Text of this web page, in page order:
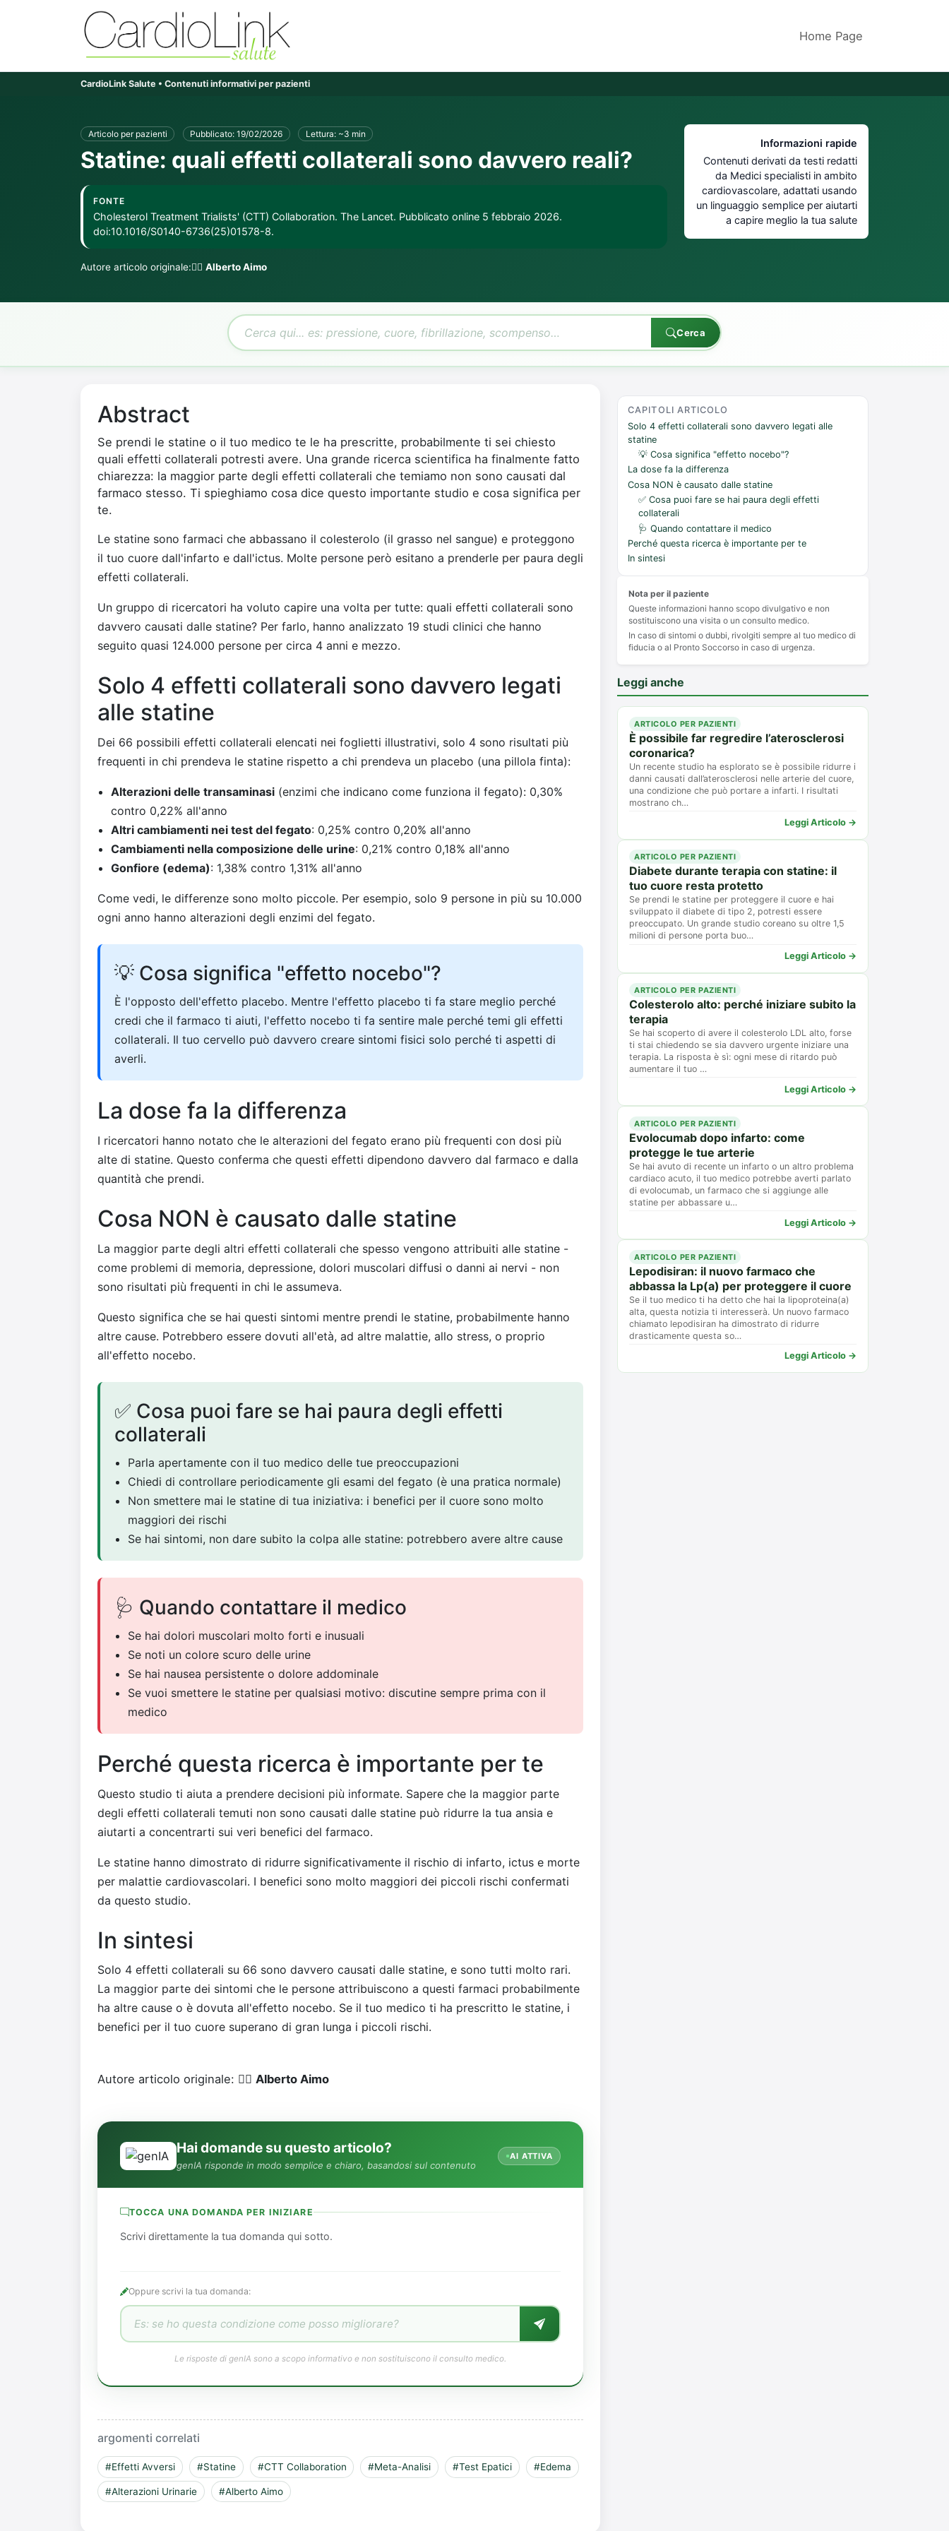
Home Page
CardioLink Salute • Contenuti informativi per pazienti
Articolo per pazienti Pubblicato: 19/02/2026 Lettura: ~3 min
Statine: quali effetti collaterali sono davvero reali?
FONTE
Cholesterol Treatment Trialists' (CTT) Collaboration. The Lancet. Pubblicato online 5 febbraio 2026.
doi:10.1016/S0140-6736(25)01578-8.
Autore articolo originale:👨‍⚕️ Alberto Aimo
Informazioni rapide
Contenuti derivati da testi redatti
da Medici specialisti in ambito
cardiovascolare, adattati usando
un linguaggio semplice per aiutarti
a capire meglio la tua salute
Cerca
Abstract
Se prendi le statine o il tuo medico te le ha prescritte, probabilmente ti sei chiesto
quali effetti collaterali potresti avere. Una grande ricerca scientifica ha finalmente fatto
chiarezza: la maggior parte degli effetti collaterali che temiamo non sono causati dal
farmaco stesso. Ti spieghiamo cosa dice questo importante studio e cosa significa per
te.
Le statine sono farmaci che abbassano il colesterolo (il grasso nel sangue) e proteggono
il tuo cuore dall'infarto e dall'ictus. Molte persone però esitano a prenderle per paura degli
effetti collaterali.
Un gruppo di ricercatori ha voluto capire una volta per tutte: quali effetti collaterali sono
davvero causati dalle statine? Per farlo, hanno analizzato 19 studi clinici che hanno
seguito quasi 124.000 persone per circa 4 anni e mezzo.
Solo 4 effetti collaterali sono davvero legati
alle statine
Dei 66 possibili effetti collaterali elencati nei foglietti illustrativi, solo 4 sono risultati più
frequenti in chi prendeva le statine rispetto a chi prendeva un placebo (una pillola finta):
Alterazioni delle transaminasi (enzimi che indicano come funziona il fegato): 0,30%
contro 0,22% all'anno
Altri cambiamenti nei test del fegato: 0,25% contro 0,20% all'anno
Cambiamenti nella composizione delle urine: 0,21% contro 0,18% all'anno
Gonfiore (edema): 1,38% contro 1,31% all'anno
Come vedi, le differenze sono molto piccole. Per esempio, solo 9 persone in più su 10.000
ogni anno hanno alterazioni degli enzimi del fegato.
💡 Cosa significa "effetto nocebo"?
È l'opposto dell'effetto placebo. Mentre l'effetto placebo ti fa stare meglio perché
credi che il farmaco ti aiuti, l'effetto nocebo ti fa sentire male perché temi gli effetti
collaterali. Il tuo cervello può davvero creare sintomi fisici solo perché ti aspetti di
averli.
La dose fa la differenza
I ricercatori hanno notato che le alterazioni del fegato erano più frequenti con dosi più
alte di statine. Questo conferma che questi effetti dipendono davvero dal farmaco e dalla
quantità che prendi.
Cosa NON è causato dalle statine
La maggior parte degli altri effetti collaterali che spesso vengono attribuiti alle statine -
come problemi di memoria, depressione, dolori muscolari diffusi o danni ai nervi - non
sono risultati più frequenti in chi le assumeva.
Questo significa che se hai questi sintomi mentre prendi le statine, probabilmente hanno
altre cause. Potrebbero essere dovuti all'età, ad altre malattie, allo stress, o proprio
all'effetto nocebo.
✅ Cosa puoi fare se hai paura degli effetti
collaterali
Parla apertamente con il tuo medico delle tue preoccupazioni
Chiedi di controllare periodicamente gli esami del fegato (è una pratica normale)
Non smettere mai le statine di tua iniziativa: i benefici per il cuore sono molto
maggiori dei rischi
Se hai sintomi, non dare subito la colpa alle statine: potrebbero avere altre cause
🩺 Quando contattare il medico
Se hai dolori muscolari molto forti e inusuali
Se noti un colore scuro delle urine
Se hai nausea persistente o dolore addominale
Se vuoi smettere le statine per qualsiasi motivo: discutine sempre prima con il
medico
Perché questa ricerca è importante per te
Questo studio ti aiuta a prendere decisioni più informate. Sapere che la maggior parte
degli effetti collaterali temuti non sono causati dalle statine può ridurre la tua ansia e
aiutarti a concentrarti sui veri benefici del farmaco.
Le statine hanno dimostrato di ridurre significativamente il rischio di infarto, ictus e morte
per malattie cardiovascolari. I benefici sono molto maggiori dei piccoli rischi confermati
da questo studio.
In sintesi
Solo 4 effetti collaterali su 66 sono davvero causati dalle statine, e sono tutti molto rari.
La maggior parte dei sintomi che le persone attribuiscono a questi farmaci probabilmente
ha altre cause o è dovuta all'effetto nocebo. Se il tuo medico ti ha prescritto le statine, i
benefici per il tuo cuore superano di gran lunga i piccoli rischi.
Autore articolo originale: 👨‍⚕️ Alberto Aimo
Hai domande su questo articolo?
genIA risponde in modo semplice e chiaro, basandosi sul contenuto
AI ATTIVA
TOCCA UNA DOMANDA PER INIZIARE
Scrivi direttamente la tua domanda qui sotto.
Oppure scrivi la tua domanda:
Le risposte di genIA sono a scopo informativo e non sostituiscono il consulto medico.
argomenti correlati
#Effetti Avversi #Statine #CTT Collaboration #Meta-Analisi #Test Epatici #Edema
#Alterazioni Urinarie #Alberto Aimo
CAPITOLI ARTICOLO
Solo 4 effetti collaterali sono davvero legati alle
statine
💡 Cosa significa "effetto nocebo"?
La dose fa la differenza
Cosa NON è causato dalle statine
✅ Cosa puoi fare se hai paura degli effetti
collaterali
🩺 Quando contattare il medico
Perché questa ricerca è importante per te
In sintesi
Nota per il paziente
Queste informazioni hanno scopo divulgativo e non
sostituiscono una visita o un consulto medico.
In caso di sintomi o dubbi, rivolgiti sempre al tuo medico di
fiducia o al Pronto Soccorso in caso di urgenza.
Leggi anche
ARTICOLO PER PAZIENTI
È possibile far regredire l’aterosclerosi
coronarica?
Un recente studio ha esplorato se è possibile ridurre i
danni causati dall’aterosclerosi nelle arterie del cuore,
una condizione che può portare a infarti. I risultati
mostrano ch…
Leggi Articolo →
ARTICOLO PER PAZIENTI
Diabete durante terapia con statine: il
tuo cuore resta protetto
Se prendi le statine per proteggere il cuore e hai
sviluppato il diabete di tipo 2, potresti essere
preoccupato. Un grande studio coreano su oltre 1,5
milioni di persone porta buo…
Leggi Articolo →
ARTICOLO PER PAZIENTI
Colesterolo alto: perché iniziare subito la
terapia
Se hai scoperto di avere il colesterolo LDL alto, forse
ti stai chiedendo se sia davvero urgente iniziare una
terapia. La risposta è sì: ogni mese di ritardo può
aumentare il tuo …
Leggi Articolo →
ARTICOLO PER PAZIENTI
Evolocumab dopo infarto: come
protegge le tue arterie
Se hai avuto di recente un infarto o un altro problema
cardiaco acuto, il tuo medico potrebbe averti parlato
di evolocumab, un farmaco che si aggiunge alle
statine per abbassare u…
Leggi Articolo →
ARTICOLO PER PAZIENTI
Lepodisiran: il nuovo farmaco che
abbassa la Lp(a) per proteggere il cuore
Se il tuo medico ti ha detto che hai la lipoproteina(a)
alta, questa notizia ti interesserà. Un nuovo farmaco
chiamato lepodisiran ha dimostrato di ridurre
drasticamente questa so…
Leggi Articolo →